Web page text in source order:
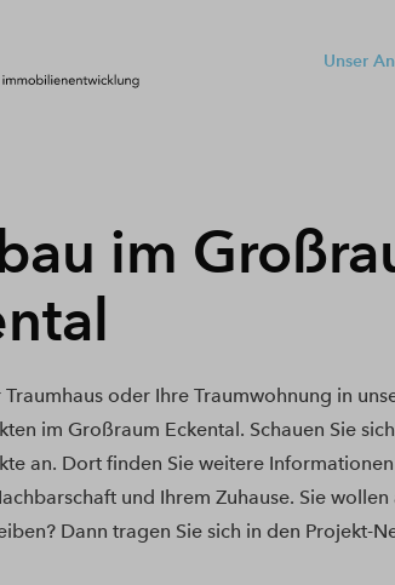
Unser
im
Traumhaus oder Ihre Traumwohnung in
im Großraum Eckental. Schauen Sie
an. Dort finden Sie weitere
und Ihrem Zuhause. Sie wollen
Dann tragen Sie sich in den Projekt-